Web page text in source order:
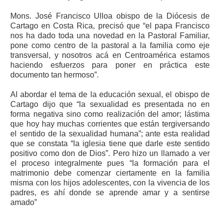
Mons. José Francisco Ulloa obispo de la Diócesis de
Cartago en Costa Rica, precisó que “el papa Francisco
nos ha dado toda una novedad en la Pastoral Familiar,
pone como centro de la pastoral a la familia como eje
transversal, y nosotros acá en Centroamérica estamos
haciendo esfuerzos para poner en práctica este
documento tan hermoso”.
Al abordar el tema de la educación sexual, el obispo de
Cartago dijo que “la sexualidad es presentada no en
forma negativa sino como realización del amor; lástima
que hoy hay muchas corrientes que están tergiversando
el sentido de la sexualidad humana”; ante esta realidad
que se constata “la iglesia tiene que darle este sentido
positivo como don de Dios”. Pero hizo un llamado a ver
el proceso integralmente pues “la formación para el
matrimonio debe comenzar ciertamente en la familia
misma con los hijos adolescentes, con la vivencia de los
padres, es ahí donde se aprende amar y a sentirse
amado”